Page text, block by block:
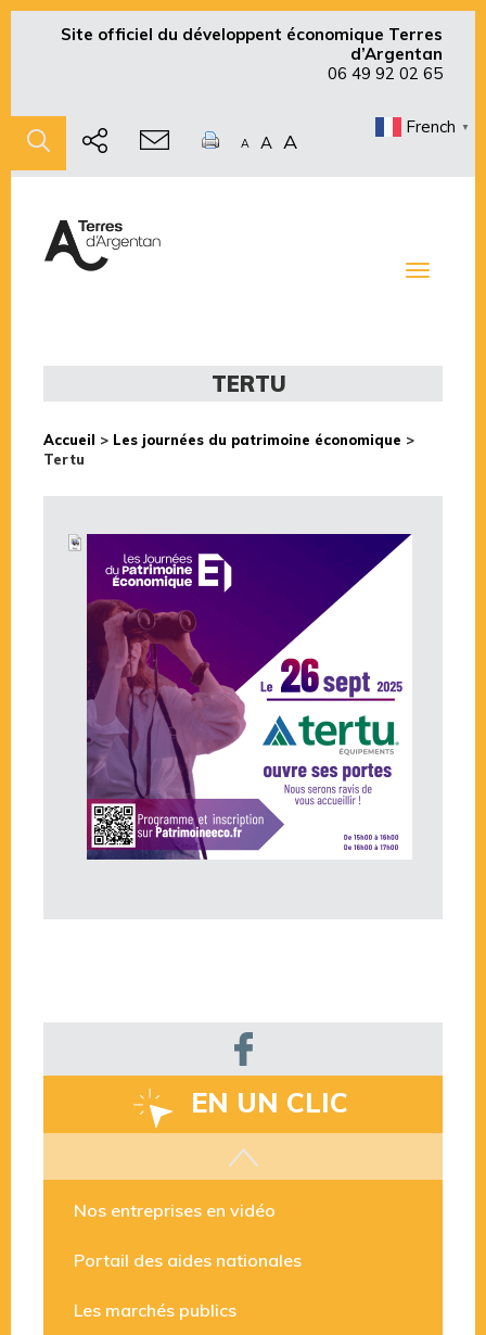
Site officiel du développent économique Terres
d’Argentan
06 49 92 02 65
A A A
French ▼
Toggle
TERTU
Accueil > Les journées du patrimoine économique >
Tertu
EN UN CLIC
Les aides disponibles
Nos entreprises en vidéo
Portail des aides nationales